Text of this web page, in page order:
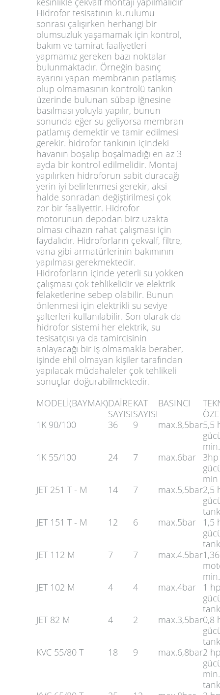
Hidrofor tesisatının kurulumu
sonrası çalışırken herhangi bir
olumsuzluk yaşamamak için kontrol,
bakım ve tamirat faaliyetleri
yapmamız gereken bazı noktalar
bulunmaktadır. Örneğin basınç
ayarını yapan membranın patlamış
olup olmamasının kontrolü tankın
üzerinde bulunan sübap iğnesine
basılması yoluyla yapılır, bunun
sonunda eğer su geliyorsa membran
patlamış demektir ve tamir edilmesi
gerekir. hidrofor tankının içindeki
havanın boşalıp boşalmadığı en az 3
ayda bir kontrol edilmelidir. Montaj
yapılırken hidroforun sabit duracağı
yerin iyi belirlenmesi gerekir, aksi
halde sonradan değiştirilmesi çok
zor bir faaliyettir. Hidrofor
motorunun depodan birz uzakta
olması cihazın rahat çalışması için
faydalıdır. Hidroforların çekvalf, filtre,
vana gibi armatürlerinin bakımının
yapılması gerekmektedir.
Hidroforların içinde yeterli su yokken
çalışması çok tehlikelidir ve elektrik
felaketlerine sebep olabilir. Bunun
önlenmesi için elektrikli su seviye
şalterleri kullanılabilir. Son olarak da
hidrofor sistemi her elektrik, su
tesisatçısı ya da tamircisinin
anlayacağı bir iş olmamakla beraber,
işinde ehil olmayan kişiler tarafından
yapılacak müdahaleler çok tehlikeli
sonuçlar doğurabilmektedir.
MODELİ(BAYMAK)DAİRE
SAYISI
KAT
SAYISI
BASINCI
1K 90/100
36 9 max.8,5bar5,5
1K 55/100
24 7 max.6bar
JET 251 T - M
14 7 max.5,5bar2,5
tank
JET 151 T - M
12 6 max.5bar
1,5
tank
JET 112 M
7 7 max.4.5bar
JET 102 M
4 4 max.4bar
1
tank
JET 82 M
4 2 max.3,5bar0,8
tank
KVC 55/80 T
18 9 max.6,8bar2
tank